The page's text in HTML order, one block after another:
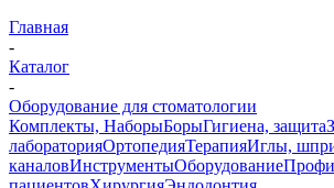
Главная
-
Каталог
-
Оборудование для стоматологии
Комплекты, НаборыБорыГигиена, защита
лабораторияОртопедияТерапияИглы,
каналовИнструментыОборудование